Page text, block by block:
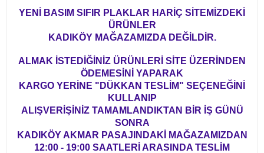
YENİ BASIM SIFIR PLAKLAR HARİÇ SİTEMİZDEKİ
ÜRÜNLER
KADIKÖY MAĞAZAMIZDA DEĞİLDİR.
ALMAK İSTEDİĞİNİZ ÜRÜNLERİ SİTE ÜZERİNDEN
ÖDEMESİNİ YAPARAK
KARGO YERİNE "DÜKKAN TESLİM" SEÇENEĞİNİ
KULLANIP
ALIŞVERİŞİNİZ TAMAMLANDIKTAN BİR İŞ GÜNÜ
SONRA
KADIKÖY AKMAR PASAJINDAKİ MAĞAZAMIZDAN
12:00 - 19:00 SAATLERİ ARASINDA TESLİM